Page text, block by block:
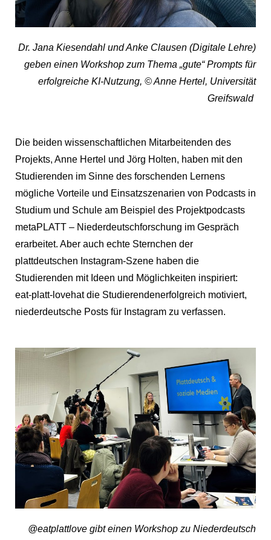
Dr. Jana Kiesendahl und Anke Clausen (Digitale Lehre)
geben einen Workshop zum Thema „gute“ Prompts für
erfolgreiche KI-Nutzung, © Anne Hertel, Universität
Greifswald
Die beiden wissenschaftlichen Mitarbeitenden des
Projekts, Anne Hertel und Jörg Holten, haben mit den
Studierenden im Sinne des forschenden Lernens
mögliche Vorteile und Einsatzszenarien von Podcasts in
Studium und Schule am Beispiel des Projektpodcasts
metaPLATT – Niederdeutschforschung im Gespräch
erarbeitet. Aber auch echte Sternchen der
plattdeutschen Instagram-Szene haben die
Studierenden mit Ideen und Möglichkeiten inspiriert:
eat-platt-lovehat die Studierendenerfolgreich motiviert,
niederdeutsche Posts für Instagram zu verfassen.
@eatplattlove gibt einen Workshop zu Niederdeutsch